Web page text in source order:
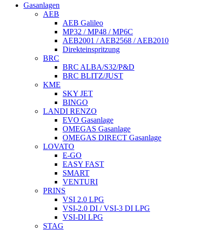
Gasanlagen
AEB
AEB Galileo
MP32 / MP48 / MP6C
AEB2001 / AEB2568 / AEB2010
Direkteinspritzung
BRC
BRC ALBA/S32/P&D
BRC BLITZ/JUST
KME
SKY JET
BINGO
LANDI RENZO
EVO Gasanlage
OMEGAS Gasanlage
OMEGAS DIRECT Gasanlage
LOVATO
E-GO
EASY FAST
SMART
VENTURI
PRINS
VSI 2.0 LPG
VSI-2.0 DI / VSI-3 DI LPG
VSI-DI LPG
STAG